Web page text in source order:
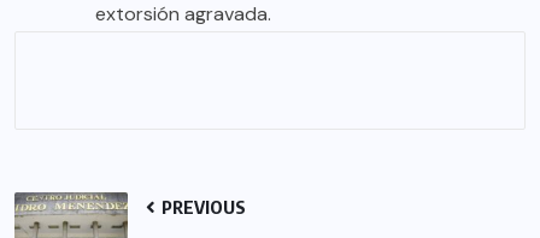
extorsión agravada.
PREVIOUS